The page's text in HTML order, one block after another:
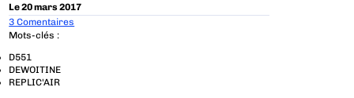
Le 20 mars 2017
3 Comentaires
Mots-clés :
D551
DEWOITINE
REPLIC'AIR